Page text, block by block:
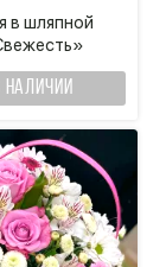
в шляпной
НАЛИЧИИ